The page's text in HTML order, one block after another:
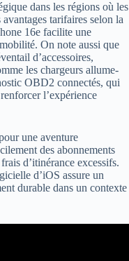
dans les régions où les
tarifaires selon la
16e facilite une
On note aussi que
d’accessoires,
les chargeurs allume-
OBD2 connectés, qui
l’expérience
une aventure
des abonnements
d’itinérance excessifs.
d’iOS assure un
durable dans un contexte